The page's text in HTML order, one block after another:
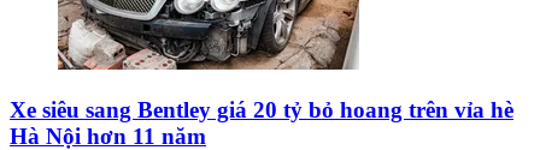
Xe siêu sang Bentley giá 20 tỷ bỏ hoang trên vỉa hè
Hà Nội hơn 11 năm